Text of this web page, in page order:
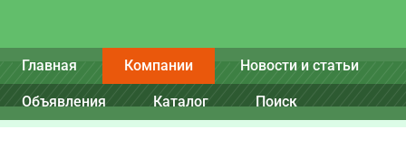
Главная Компании Новости и статьи
Объявления Каталог Поиск